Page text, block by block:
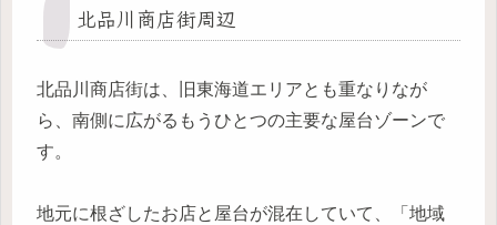
北品川商店街周辺
北品川商店街は、旧東海道エリアとも重なりなが
ら、南側に広がるもうひとつの主要な屋台ゾーンで
す。
地元に根ざしたお店と屋台が混在していて、「地域